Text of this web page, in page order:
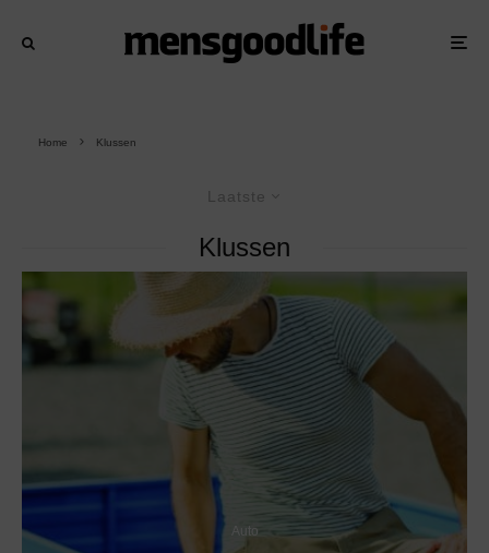
Home Klussen
Laatste
Klussen
Auto